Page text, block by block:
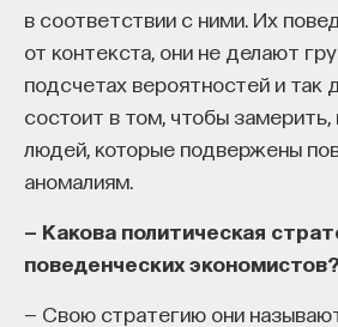
в соответствии с ними. Их
от контекста, они не делают
подсчетах вероятностей и так
состоит в том, чтобы замерить,
людей, которые подвержены
аномалиям.
— Какова политическая
поведенческих экономистов?
— Свою стратегию они